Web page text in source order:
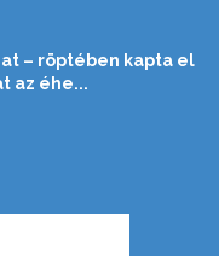
– röptében kapta el
az éhe...